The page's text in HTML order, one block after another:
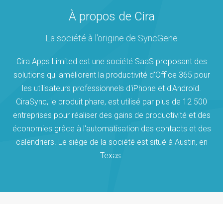
À propos de Cira
La société à l'origine de SyncGene
Cira Apps Limited est une société SaaS proposant des
solutions qui améliorent la productivité d'Office 365 pour
les utilisateurs professionnels d'iPhone et d'Android.
CiraSync, le produit phare, est utilisé par plus de 12 500
entreprises pour réaliser des gains de productivité et des
économies grâce à l'automatisation des contacts et des
calendriers. Le siège de la société est situé à Austin, en
Texas.